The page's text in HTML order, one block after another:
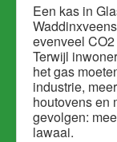
Een kas in
evenveel
Terwijl
het gas
industrie,
houtovens en
gevolgen:
lawaai.